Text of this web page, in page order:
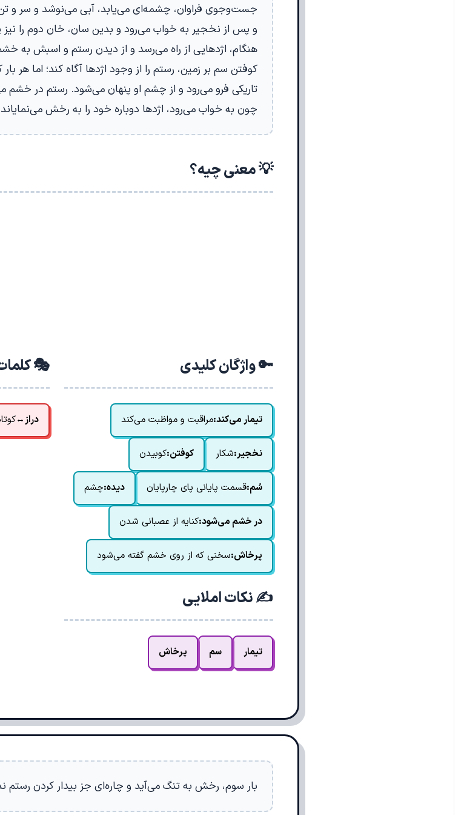
جست‌وجوی فراوان، چشمه‌ای می‌یابد، آبی می‌نوشد و سر و
و پس از نخجیر به خواب می‌رود و بدین سان، خان دوم را نیز
هنگام، اژدهایی از راه می‌رسد و از دیدن رستم و اسبش به
کوفتن سم بر زمین، رستم را از وجود اژدها آگاه کند؛ اما هر
تاریکی فرو می‌رود و از چشم او پنهان می‌شود. رستم در
چون به خواب می‌رود، اژدها دوباره خود را به رخش
💡 معنی چیه؟
🔑 واژگان کلیدی
تیمار می‌کند:مراقبت و مواظبت می‌کند
نخجیر:شکار کوفتن:کوبیدن
سُم:قسمت پایانی پای چارپایان دیده:چشم
در خشم می‌شود:کنایه از عصبانی شدن
پرخاش:سخنی که از روی خشم گفته می‌شود
🎭
دراز↔
✍️ نکات املایی
تیمار سم پرخاش
بار سوم، رخش به تنگ می‌آید و چاره‌ای جز بیدار کردن رستم